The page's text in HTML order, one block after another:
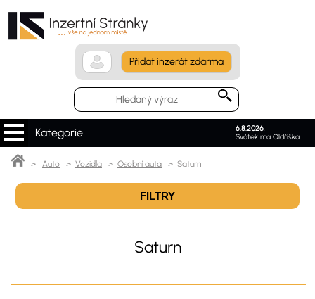
Přidat inzerát zdarma
6.8.2026.
Svátek má Oldřiška.
Kategorie
> Auto > Vozidla > Osobní auta > Saturn
FILTRY
Saturn